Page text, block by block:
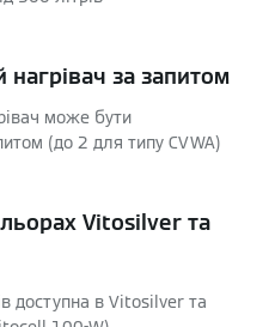
за запитом
може бути
(до 2 для типу CVWA)
Vitosilver та
доступна в Vitosilver та